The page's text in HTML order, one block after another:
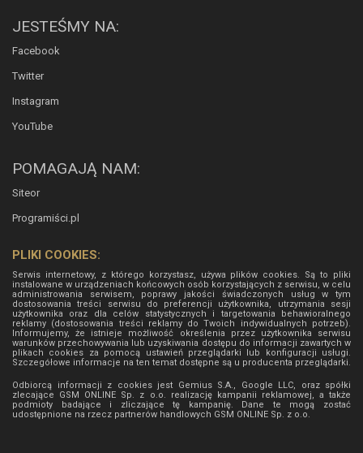
JESTEŚMY NA:
Facebook
Twitter
Instagram
YouTube
POMAGAJĄ NAM:
Siteor
Programiści.pl
PLIKI COOKIES:
Serwis internetowy, z którego korzystasz, używa plików cookies. Są to pliki
instalowane w urządzeniach końcowych osób korzystających z serwisu, w celu
administrowania serwisem, poprawy jakości świadczonych usług w tym
dostosowania treści serwisu do preferencji użytkownika, utrzymania sesji
użytkownika oraz dla celów statystycznych i targetowania behawioralnego
reklamy (dostosowania treści reklamy do Twoich indywidualnych potrzeb).
Informujemy, że istnieje możliwość określenia przez użytkownika serwisu
warunków przechowywania lub uzyskiwania dostępu do informacji zawartych w
plikach cookies za pomocą ustawień przeglądarki lub konfiguracji usługi.
Szczegółowe informacje na ten temat dostępne są u producenta przeglądarki.
Odbiorcą informacji z cookies jest Gemius S.A., Google LLC, oraz spółki
zlecające GSM ONLINE Sp. z o.o. realizację kampanii reklamowej, a także
podmioty badające i zliczające tę kampanię. Dane te mogą zostać
udostępnione na rzecz partnerów handlowych GSM ONLINE Sp. z o.o.